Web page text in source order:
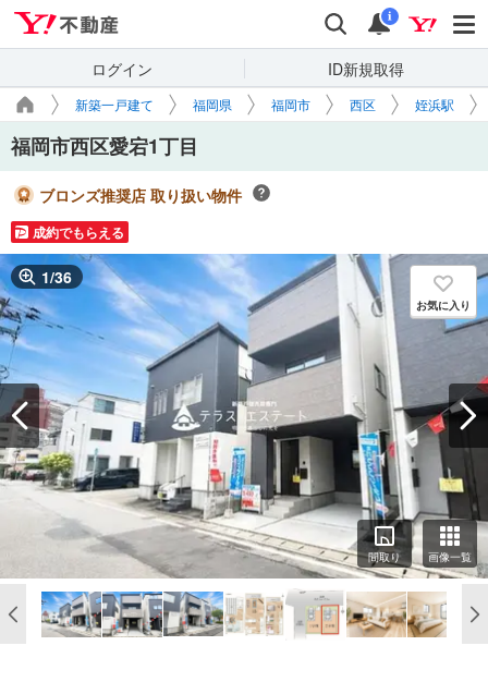
検索 通知
i
ログイン ID新規取得
新築一戸建て 福岡県 福岡市 西区 姪浜駅
福岡市西区愛宕1丁目
ブロンズ推奨店 取り扱い物件
成約でもらえる
1/36
お気に入り
間取り 画像一覧